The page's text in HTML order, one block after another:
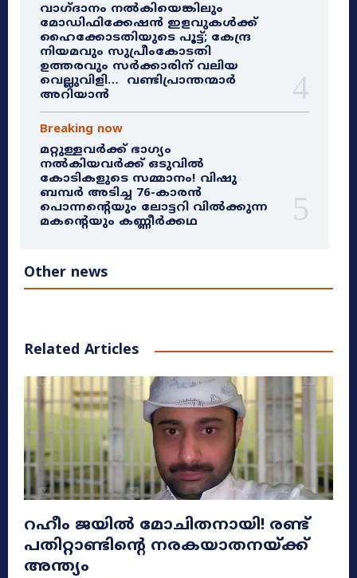
വാഗ്ദാനം നൽകിയെങ്കിലും
മോഡിഫിക്കേഷൻ ഇളവുകൾക്ക്
ഹൈക്കോടതിയുടെ പൂട്ട്; കേന്ദ്ര
നിയമവും സുപ്രീംകോടതി
ഉത്തരവും സർക്കാരിന് വലിയ
വെല്ലുവിളി… വണ്ടിപ്രാന്തന്മാർ
അറിയാൻ
Breaking now
മറ്റുള്ളവർക്ക് ഭാഗ്യം
നൽകിയവർക്ക് ഒടുവിൽ
കോടികളുടെ സമ്മാനം! വിഷു
ബമ്പർ അടിച്ച 76-കാരൻ
പൊന്നന്റെയും ലോട്ടറി വിൽക്കുന്ന
മകന്റെയും കണ്ണീർക്കഥ
Other news
Related Articles
റഹീം ജയിൽ മോചിതനായി! രണ്ട്
പതിറ്റാണ്ടിന്റെ നരകയാതനയ്ക്ക്
അന്ത്യം